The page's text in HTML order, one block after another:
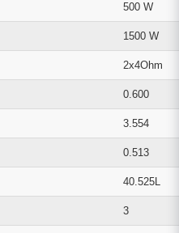
500 W
1500 W
2x4Ohm
0.600
3.554
0.513
40.525L
3